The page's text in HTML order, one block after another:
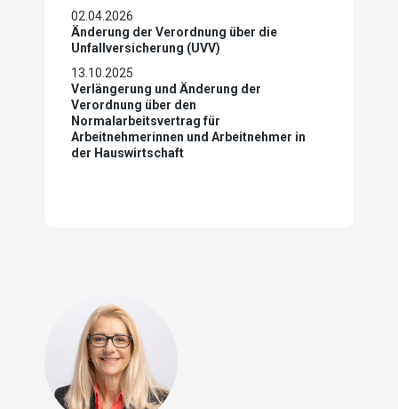
02.04.2026
Änderung der Verordnung über die
Unfallversicherung (UVV)
13.10.2025
Verlängerung und Änderung der
Verordnung über den
Normalarbeitsvertrag für
Arbeitnehmerinnen und Arbeitnehmer in
der Hauswirtschaft